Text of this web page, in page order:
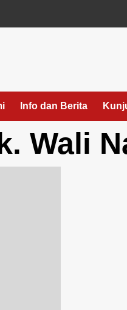
Info dan Berita
Wali